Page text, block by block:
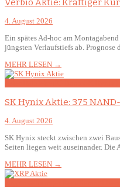
Verbio Aktie: Kräftiger
4. August 2026
Ein spätes Ad-hoc am
jüngsten Verlaufstiefs ab.
MEHR LESEN →
SK Hynix Aktie: 375
4. August 2026
SK Hynix steckt zwischen zwei
Seiten liegen weit auseinander.
MEHR LESEN →